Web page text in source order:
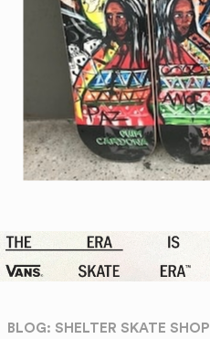
BLOG: SHELTER SKATE SHOP